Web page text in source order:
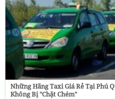
Những Hãng Taxi Giá Rẻ Tại Phú
Không Bị "chặt Chém"